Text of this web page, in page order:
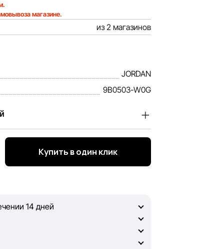
магазине.
из 2 магазинов
JORDAN
9B0503-W0G
доверие наших покупателей.
о товарах и услугах,
полной, объективной и актуальной.
Sportlandia не может гарантировать
на сайте, ввиду возможных
не отвечаем за содержание и
ссылки на которые могут
Купить в один клик
14 дней